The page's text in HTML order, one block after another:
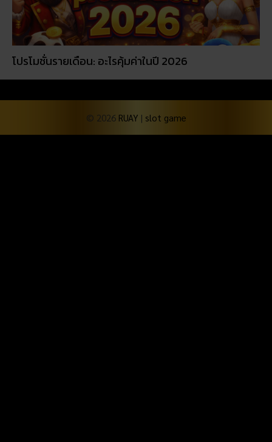
โปรโมชั่นรายเดือน: อะไรคุ้มค่าในปี 2026
© 2026 RUAY | slot game